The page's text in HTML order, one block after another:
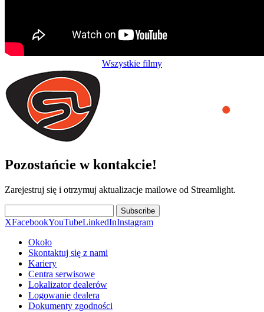
Wszystkie filmy
Pozostańcie w kontakcie!
Zarejestruj się i otrzymuj aktualizacje mailowe od Streamlight.
Subscribe
XFacebookYouTubeLinkedInInstagram
Około
Skontaktuj się z nami
Kariery
Centra serwisowe
Lokalizator dealerów
Logowanie dealera
Dokumenty zgodności